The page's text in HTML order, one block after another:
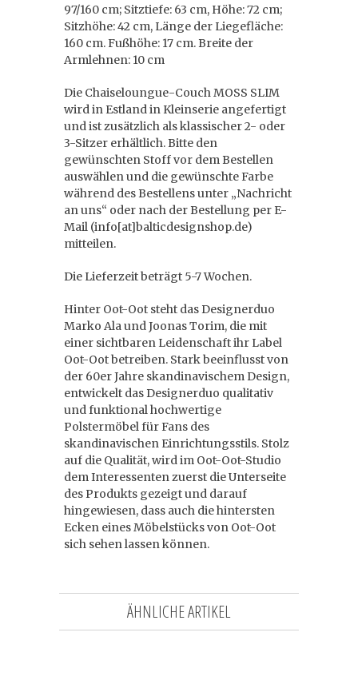
97/160 cm; Sitztiefe: 63 cm, Höhe: 72 cm;
Sitzhöhe: 42 cm, Länge der Liegefläche:
160 cm. Fußhöhe: 17 cm. Breite der
Armlehnen: 10 cm
Die Chaiseloungue-Couch MOSS SLIM
wird in Estland in Kleinserie angefertigt
und ist zusätzlich als klassischer 2- oder
3-Sitzer erhältlich. Bitte den
gewünschten Stoff vor dem Bestellen
auswählen und die gewünschte Farbe
während des Bestellens unter „Nachricht
an uns“ oder nach der Bestellung per E-
Mail (info[at]balticdesignshop.de)
mitteilen.
Die Lieferzeit beträgt 5-7 Wochen.
Hinter Oot-Oot steht das Designerduo
Marko Ala und Joonas Torim, die mit
einer sichtbaren Leidenschaft ihr Label
Oot-Oot betreiben. Stark beeinflusst von
der 60er Jahre skandinavischem Design,
entwickelt das Designerduo qualitativ
und funktional hochwertige
Polstermöbel für Fans des
skandinavischen Einrichtungsstils. Stolz
auf die Qualität, wird im Oot-Oot-Studio
dem Interessenten zuerst die Unterseite
des Produkts gezeigt und darauf
hingewiesen, dass auch die hintersten
Ecken eines Möbelstücks von Oot-Oot
sich sehen lassen können.
ÄHNLICHE ARTIKEL